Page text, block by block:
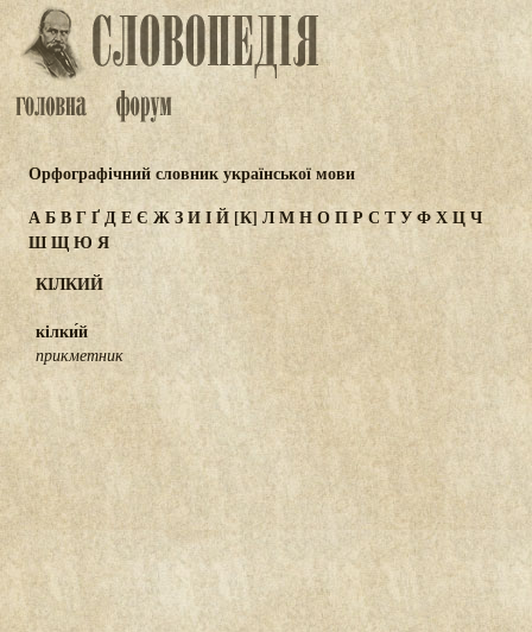
Орфографічний словник української мови
АБВГҐДЕЄ ЖЗИІЙ [К] ЛМНОПР СТУФХЦЧ
ШЩЮЯ
КІЛКИЙ
кілки́й
прикметник